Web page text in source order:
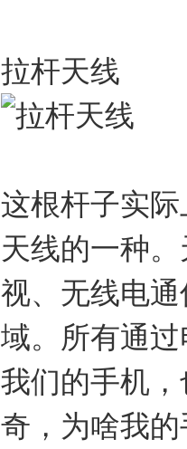
拉杆天线
这根杆子实
天线的一种
视、无线电
域。所有通
我们的手机
奇，为啥我